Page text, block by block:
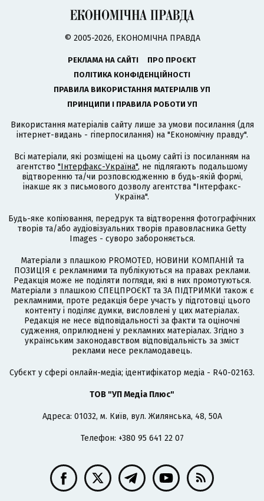
© 2005-2026, ЕКОНОМІЧНА ПРАВДА
РЕКЛАМА НА САЙТІ
ПРО ПРОЄКТ
ПОЛІТИКА КОНФІДЕНЦІЙНОСТІ
ПРАВИЛА ВИКОРИСТАННЯ МАТЕРІАЛІВ УП
ПРИНЦИПИ І ПРАВИЛА РОБОТИ УП
Використання матеріалів сайту лише за умови посилання (для
інтернет-видань - гіперпосилання) на "Економічну правду".
Всі матеріали, які розміщені на цьому сайті із посиланням на
агентство "Інтерфакс-Україна", не підлягають подальшому
відтворенню та/чи розповсюдженню в будь-якій формі,
інакше як з письмового дозволу агентства "Інтерфакс-
Україна".
Будь-яке копіювання, передрук та відтворення фотографічних
творів та/або аудіовізуальних творів правовласника Getty
Images - суворо забороняється.
Матеріали з плашкою PROMOTED, НОВИНИ КОМПАНІЙ та
ПОЗИЦІЯ є рекламними та публікуються на правах реклами.
Редакція може не поділяти погляди, які в них промотуються.
Матеріали з плашкою СПЕЦПРОЄКТ та ЗА ПІДТРИМКИ також є
рекламними, проте редакція бере участь у підготовці цього
контенту і поділяє думки, висловлені у цих матеріалах.
Редакція не несе відповідальності за факти та оціночні
судження, оприлюднені у рекламних матеріалах. Згідно з
українським законодавством відповідальність за зміст
реклами несе рекламодавець.
Cубєкт у сфері онлайн-медіа; ідентифікатор медіа - R40-02163.
ТОВ "УП Медіа Плюс"
Адреса: 01032, м. Київ, вул. Жилянська, 48, 50А
Телефон: +380 95 641 22 07